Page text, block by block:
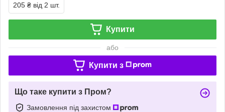
205 ₴ від 2 шт.
Купити
або
Купити з
Що таке купити з Пром?
Замовлення під захистом